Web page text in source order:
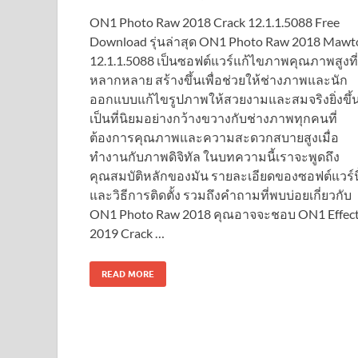
ON1 Photo Raw 2018 Crack 12.1.1.5088 Free
Download รุ่นล่าสุด ON1 Photo Raw 2018
12.1.1.5088 เป็นซอฟต์แวร์แก้ไขภาพคุณภาพสูงที่
หลากหลาย สร้างขึ้นเพื่อช่วยให้ช่างภาพและนัก
ออกแบบแก้ไขรูปภาพให้สวยงามและสมจริงยิ่งขึ้
เป็นที่นิยมอย่างกว้างขวางกับช่างภาพทุกคนที่
ต้องการคุณภาพและความสะดวกสบายสูงเมื่อ
ทำงานกับภาพดิจิทัล ในบทความนี้เราจะพูดถึง
คุณสมบัติหลักของมัน รายละเอียดของซอฟต์แวร์
และวิธีการติดตั้ง รวมถึงคำถามที่พบบ่อยเกี่ยวกับ
ON1 Photo Raw 2018 คุณอาจจะชอบ ON1
2019 Crack …
READ MORE